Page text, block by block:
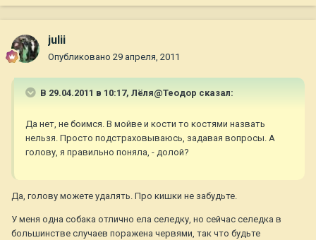
julii
Опубликовано 29 апреля, 2011
В 29.04.2011 в 10:17, Лёля@Теодор сказал:
Да нет, не боимся. В мойве и кости то костями назвать
нельзя. Просто подстраховываюсь, задавая вопросы. А
голову, я правильно поняла, - долой?
Да, голову можете удалять. Про кишки не забудьте.
У меня одна собака отлично ела селедку, но сейчас селедка в
большинстве случаев поражена червями, так что будьте